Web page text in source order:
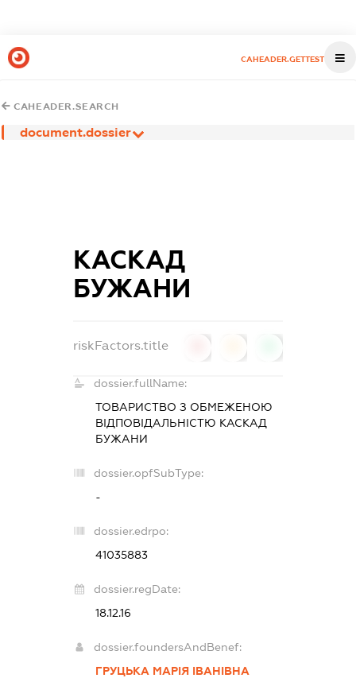
CAHEADER.GETTEST
CAHEADER.SEARCH
document.dossier
КАСКАД
БУЖАНИ
riskFactors.title
dossier.fullName:
ТОВАРИСТВО З ОБМЕЖЕНОЮ
ВІДПОВІДАЛЬНІСТЮ КАСКАД
БУЖАНИ
dossier.opfSubType:
-
dossier.edrpo:
41035883
dossier.regDate:
18.12.16
dossier.foundersAndBenef:
ГРУЦЬКА МАРІЯ ІВАНІВНА